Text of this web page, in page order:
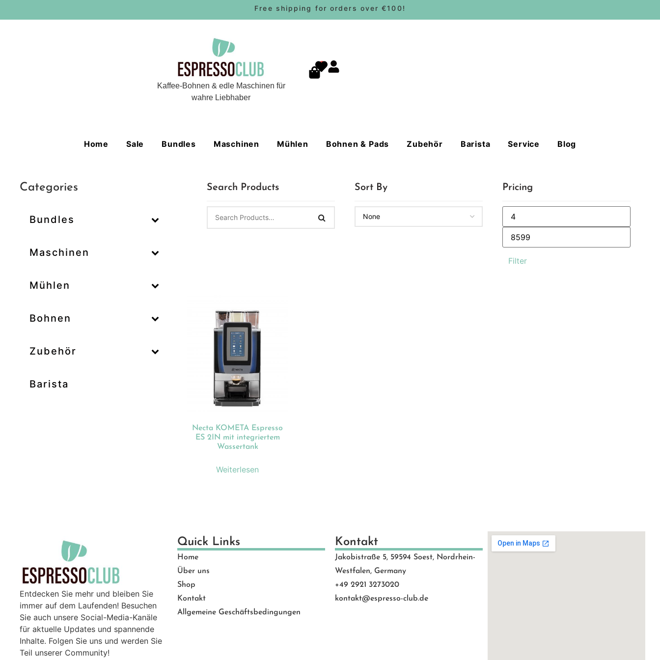
Free shipping for orders over €100!
Kaffee-Bohnen & edle Maschinen für
wahre Liebhaber
0
Home Sale Bundles Maschinen Mühlen Bohnen & Pads Zubehör Barista Service Blog
Categories
Bundles
Maschinen
–
Mühlen
–
Bohnen
–
Zubehör
Barista
Search Products Sort By Pricing
Filter
Produkt-Kategorien
Unkategorisiert
Abonnements
Barista(1)
Bundles(18)
Geschenkideen
Maschinen (131)
Service
Top Rated(24)
Necta KOMETA Espresso
ES 2IN mit integriertem
Wassertank
Weiterlesen
Entdecken Sie mehr und bleiben Sie
immer auf dem Laufenden! Besuchen
Sie auch unsere Social-Media-Kanäle
für aktuelle Updates und spannende
Inhalte. Folgen Sie uns und werden Sie
Teil unserer Community!
Quick Links
Home
Über uns
Shop
Kontakt
Allgemeine Geschäftsbedingungen
Kontakt
Jakobistraße 5, 59594 Soest, Nordrhein-
Westfalen, Germany
+49 2921 3273020
kontakt@espresso-club.de